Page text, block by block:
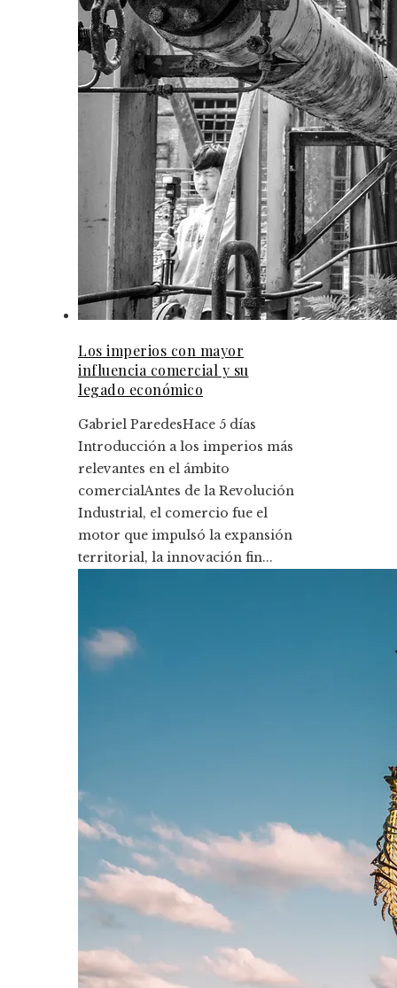
Los imperios con mayor
influencia comercial y su
legado económico
Gabriel ParedesHace 5 días
Introducción a los imperios más
relevantes en el ámbito
comercialAntes de la Revolución
Industrial, el comercio fue el
motor que impulsó la expansión
territorial, la innovación fin...